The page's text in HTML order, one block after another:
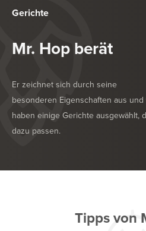
Gerichte
Mr. Hop berät
Er zeichnet sich durch seine
besonderen Eigenschaften aus und
haben einige Gerichte ausgewählt,
dazu passen.
KÖSTLICH ZU
Tipps von